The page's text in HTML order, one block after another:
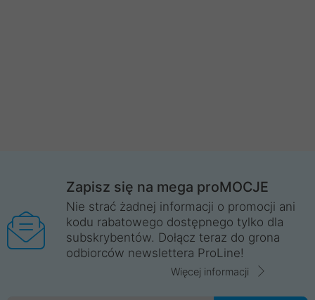
Zapisz się na mega proMOCJE
Nie strać żadnej informacji o promocji ani
kodu rabatowego dostępnego tylko dla
subskrybentów. Dołącz teraz do grona
odbiorców newslettera ProLine!
Więcej informacji